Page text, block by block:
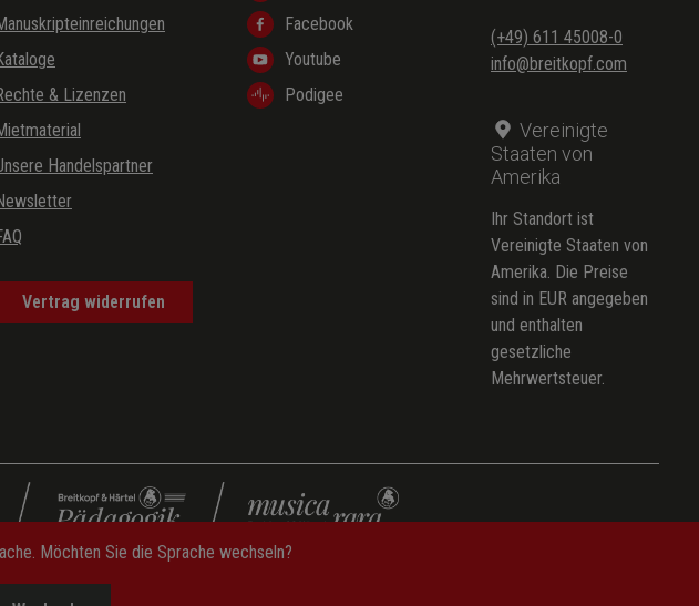
& Lizenzen
Handelspartner
Vertrag widerrufen
Facebook
Youtube
Podigee
(+49) 611 45008-0
info@breitkopf.com
Vereinigte
Staaten von
Amerika
Ihr Standort ist
Vereinigte Staaten von
Amerika. Die Preise
sind in EUR angegeben
und enthalten
gesetzliche
Mehrwertsteuer.
Möchten Sie die Sprache wechseln?